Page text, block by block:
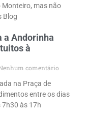
mas não
Blog
a Andorinha
à
comentário
na Praça de
entre os dias
7h30 às 17h